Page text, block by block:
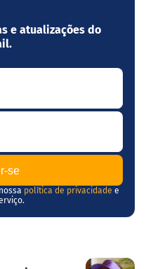
e atualizações do
política de privacidade e